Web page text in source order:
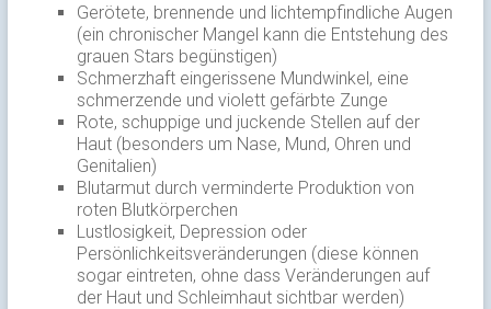
Gerötete, brennende und lichtempfindliche Augen
(ein chronischer Mangel kann die Entstehung des
grauen Stars begünstigen)
Schmerzhaft eingerissene Mundwinkel, eine
schmerzende und violett gefärbte Zunge
Rote, schuppige und juckende Stellen auf der
Haut (besonders um Nase, Mund, Ohren und
Genitalien)
Blutarmut durch verminderte Produktion von
roten Blutkörperchen
Lustlosigkeit, Depression oder
Persönlichkeitsveränderungen (diese können
sogar eintreten, ohne dass Veränderungen auf
der Haut und Schleimhaut sichtbar werden)